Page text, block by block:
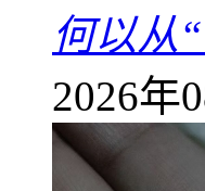
何以从
2026年